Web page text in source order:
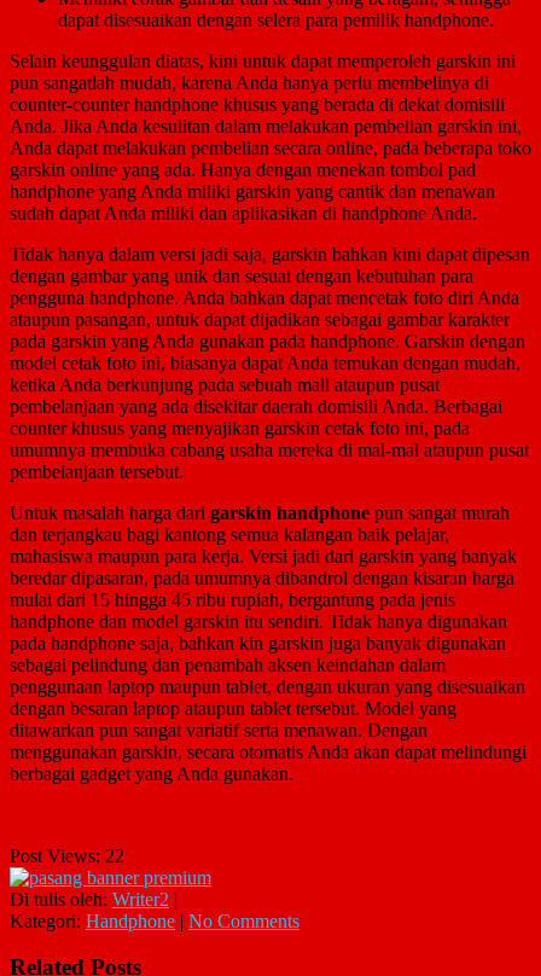
dapat disesuaikan dengan selera para pemilik handphone.
Selain keunggulan diatas, kini untuk dapat memperoleh garskin ini
pun sangatlah mudah, karena Anda hanya perlu membelinya di
counter-counter handphone khusus yang berada di dekat domisili
Anda. Jika Anda kesulitan dalam melakukan pembelian garskin ini,
Anda dapat melakukan pembelian secara online, pada beberapa toko
garskin online yang ada. Hanya dengan menekan tombol pad
handphone yang Anda miliki garskin yang cantik dan menawan
sudah dapat Anda miliki dan aplikasikan di handphone Anda.
Tidak hanya dalam versi jadi saja, garskin bahkan kini dapat dipesan
dengan gambar yang unik dan sesuai dengan kebutuhan para
pengguna handphone. Anda bahkan dapat mencetak foto diri Anda
ataupun pasangan, untuk dapat dijadikan sebagai gambar karakter
pada garskin yang Anda gunakan pada handphone. Garskin dengan
model cetak foto ini, biasanya dapat Anda temukan dengan mudah,
ketika Anda berkunjung pada sebuah mall ataupun pusat
pembelanjaan yang ada disekitar daerah domisili Anda. Berbagai
counter khusus yang menyajikan garskin cetak foto ini, pada
umumnya membuka cabang usaha mereka di mal-mal ataupun pusat
pembelanjaan tersebut.
Untuk masalah harga dari garskin handphone pun sangat murah
dan terjangkau bagi kantong semua kalangan baik pelajar,
mahasiswa maupun para kerja. Versi jadi dari garskin yang banyak
beredar dipasaran, pada umumnya dibandrol dengan kisaran harga
mulai dari 15 hingga 45 ribu rupiah, bergantung pada jenis
handphone dan model garskin itu sendiri. Tidak hanya digunakan
pada handphone saja, bahkan kin garskin juga banyak digunakan
sebagai pelindung dan penambah aksen keindahan dalam
penggunaan laptop maupun tablet, dengan ukuran yang disesuaikan
dengan besaran laptop ataupun tablet tersebut. Model yang
ditawarkan pun sangat variatif serta menawan. Dengan
menggunakan garskin, secara otomatis Anda akan dapat melindungi
berbagai gadget yang Anda gunakan.
Post Views: 22
Di tulis oleh: Writer2 |
Kategori: Handphone | No Comments
Related Posts